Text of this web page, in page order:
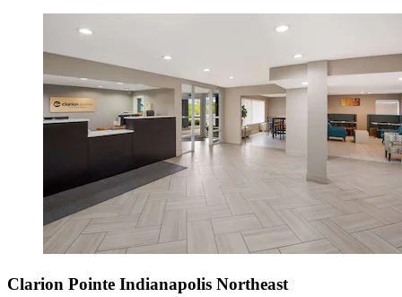
Clarion Pointe Indianapolis Northeast